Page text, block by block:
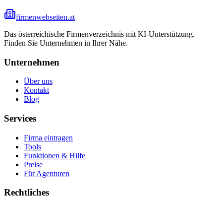
firmenwebseiten.at
Das österreichische Firmenverzeichnis mit KI-Unterstützung.
Finden Sie Unternehmen in Ihrer Nähe.
Unternehmen
Über uns
Kontakt
Blog
Services
Firma eintragen
Tools
Funktionen & Hilfe
Preise
Für Agenturen
Rechtliches